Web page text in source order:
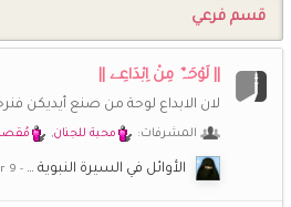
قسم فرعي
|| لَوْحَہٌ مِنْ اِبْدَاعِے ||
لان الابداع لوحة من صنع أيديكن
المشرفات: محبة للجنان,
الأوائل في السيرة النبوية …